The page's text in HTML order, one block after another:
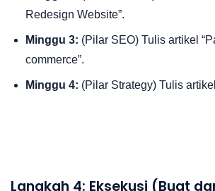
Redesign Website”.
Minggu 3: (Pilar SEO) Tulis artikel
commerce”.
Minggu 4: (Pilar Strategy) Tulis
Langkah 4: Eksekusi (Buat